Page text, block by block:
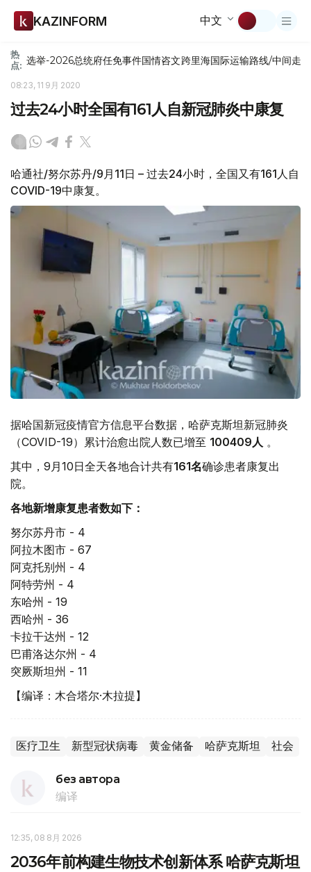
KAZINFORM 中文
热
点: 选举-2026总统府任免事件国情咨文跨里海国际运输路线/中间走廊
08:23, 11 9月 2020
过去24小时全国有161人自新冠肺炎中康复
哈通社/努尔苏丹/9月11日 – 过去24小时，全国又有161人自
COVID-19中康复。
据哈国新冠疫情官方信息平台数据，哈萨克斯坦新冠肺炎
（COVID-19）累计治愈出院人数已增至 100409 人 。
其中，9月10日全天各地合计共有161名确诊患者康复出
院。
各地新增康复患者数如下：
努尔苏丹市 - 4
阿拉木图市 - 67
阿克托别州 - 4
阿特劳州 - 4
东哈州 - 19
西哈州 - 36
卡拉干达州 - 12
巴甫洛达尔州 - 4
突厥斯坦州 - 11
【编译：木合塔尔·木拉提】
医疗卫生 新型冠状病毒 黄金储备 哈萨克斯坦 社会
без автора
编译
12:35, 08 8月 2026
2036年前构建生物技术创新体系 哈萨克斯坦